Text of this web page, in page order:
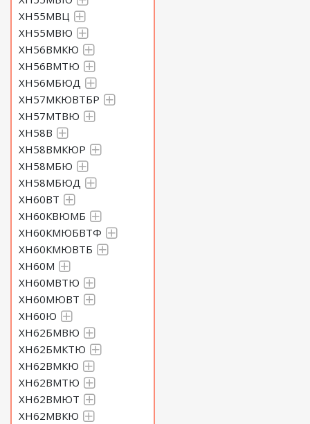
ХН55МВЦ
ХН55МВЮ
ХН56ВМКЮ
ХН56ВМТЮ
ХН56МБЮД
ХН57МКЮВТБР
ХН57МТВЮ
ХН58В
ХН58ВМКЮР
ХН58МБЮ
ХН58МБЮД
ХН60ВТ
ХН60КВЮМБ
ХН60КМЮБВТФ
ХН60КМЮВТБ
ХН60М
ХН60МВТЮ
ХН60МЮВТ
ХН60Ю
ХН62БМВЮ
ХН62БМКТЮ
ХН62ВМКЮ
ХН62ВМТЮ
ХН62ВМЮТ
ХН62МВКЮ